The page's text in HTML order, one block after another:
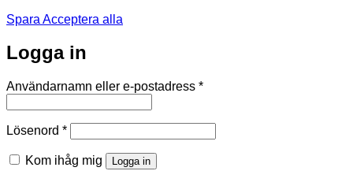
Spara Acceptera alla
Logga in
Användarnamn eller e-postadress *Obligatoriskt
Lösenord *Obligatoriskt
Kom ihåg mig Logga in